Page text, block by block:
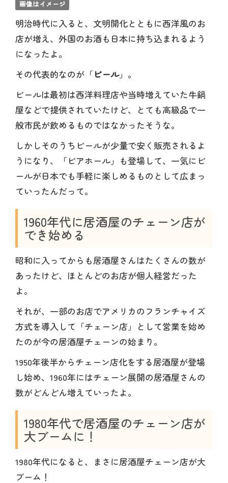
画像はイメージ
明治時代に入ると、文明開化とともに西洋風のお
店が増え、外国のお酒も日本に持ち込まれるよう
になったよ。
その代表的なのが「ビール」。
ビールは最初は西洋料理店や当時増えていた牛鍋
屋などで提供されていたけど、とても高級品で一
般市民が飲めるものではなかったそうな。
しかしそのうちビールが少量で安く販売されるよ
うになり、「ビアホール」も登場して、一気にビ
ールが日本でも手軽に楽しめるものとして広まっ
ていったんだって。
1960年代に居酒屋のチェーン店が
でき始める
昭和に入ってからも居酒屋さんはたくさんの数が
あったけど、ほとんどのお店が個人経営だった
よ。
それが、一部のお店でアメリカのフランチャイズ
方式を導入して「チェーン店」として営業を始め
たのが今の居酒屋チェーンの始まり。
1950年後半からチェーン店化をする居酒屋が登場
し始め、1960年にはチェーン展開の居酒屋さんの
数がどんどん増えていったよ。
1980年代で居酒屋のチェーン店が
大ブームに！
1980年代になると、まさに居酒屋チェーン店が大
ブーム！